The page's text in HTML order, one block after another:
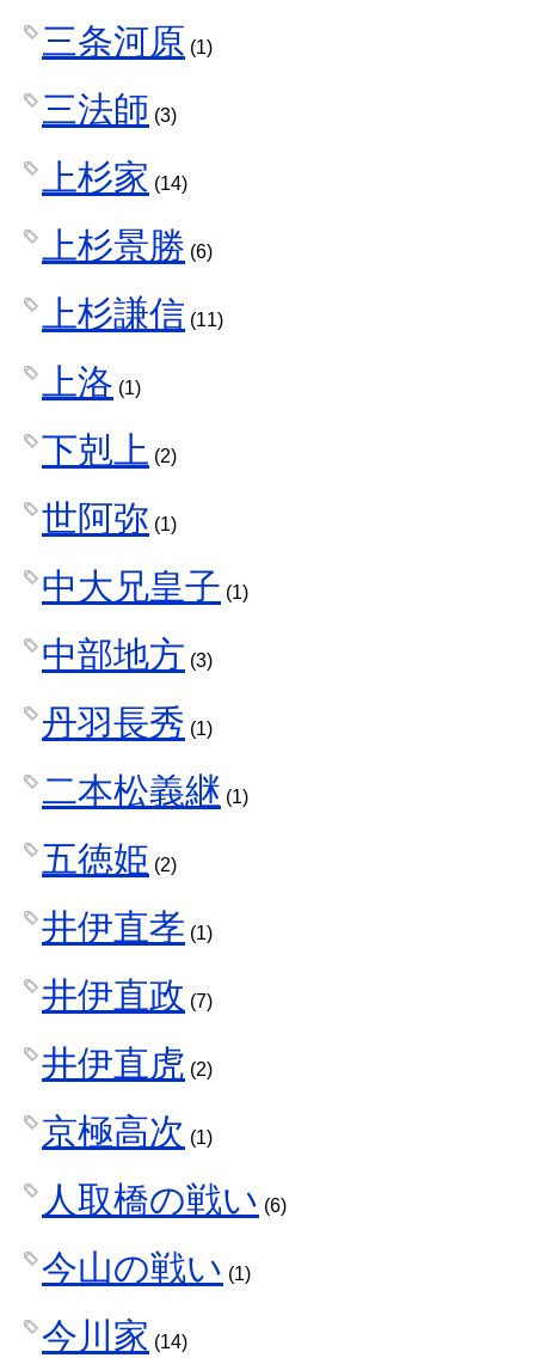
三条河原 (1)
三法師 (3)
上杉家 (14)
上杉景勝 (6)
上杉謙信 (11)
上洛 (1)
下剋上 (2)
世阿弥 (1)
中大兄皇子 (1)
中部地方 (3)
丹羽長秀 (1)
二本松義継 (1)
五徳姫 (2)
井伊直孝 (1)
井伊直政 (7)
井伊直虎 (2)
京極高次 (1)
人取橋の戦い (6)
今山の戦い (1)
今川家 (14)